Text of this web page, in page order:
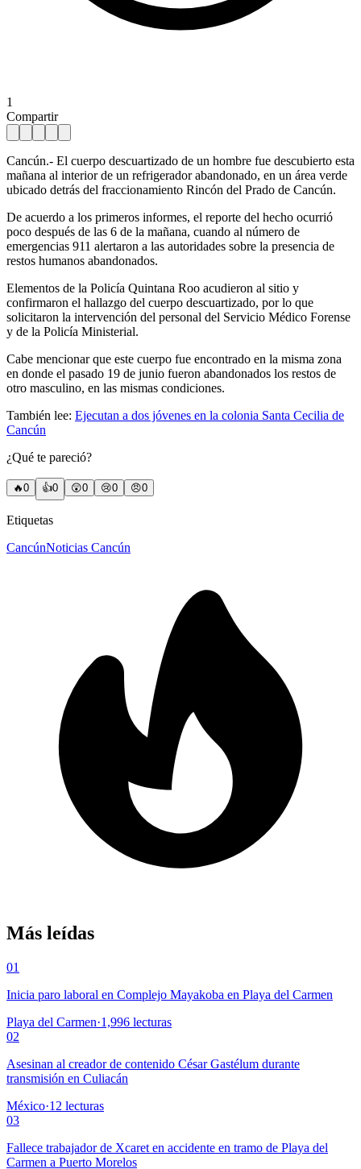
1
Compartir
Cancún.- El cuerpo descuartizado de un hombre fue descubierto esta
mañana al interior de un refrigerador abandonado, en un área verde
ubicado detrás del fraccionamiento Rincón del Prado de Cancún.
De acuerdo a los primeros informes, el reporte del hecho ocurrió
poco después de las 6 de la mañana, cuando al número de
emergencias 911 alertaron a las autoridades sobre la presencia de
restos humanos abandonados.
Elementos de la Policía Quintana Roo acudieron al sitio y
confirmaron el hallazgo del cuerpo descuartizado, por lo que
solicitaron la intervención del personal del Servicio Médico Forense
y de la Policía Ministerial.
Cabe mencionar que este cuerpo fue encontrado en la misma zona
en donde el pasado 19 de junio fueron abandonados los restos de
otro masculino, en las mismas condiciones.
También lee: Ejecutan a dos jóvenes en la colonia Santa Cecilia de
Cancún
¿Qué te pareció?
🔥0 👍0 😲0 😢0 😠0
Etiquetas
CancúnNoticias Cancún
Más leídas
01
Inicia paro laboral en Complejo Mayakoba en Playa del Carmen
Playa del Carmen·1,996 lecturas
02
Asesinan al creador de contenido César Gastélum durante
transmisión en Culiacán
México·12 lecturas
03
Fallece trabajador de Xcaret en accidente en tramo de Playa del
Carmen a Puerto Morelos